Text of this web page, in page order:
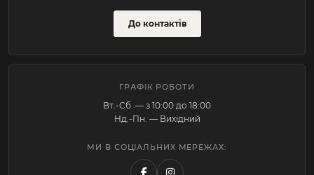
До контактів
ГРАФІК РОБОТИ
Вт.-Cб. — з 10:00 до 18:00
Нд.-Пн. — Вихідний
МИ В СОЦІАЛЬНИХ МЕРЕЖАХ: